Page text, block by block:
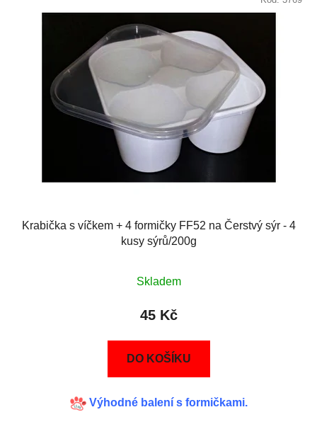
Krabička s víčkem + 4 formičky FF52 na Čerstvý sýr - 4
kusy sýrů/200g
Skladem
45 Kč
DO KOŠÍKU
Výhodné balení s formičkami.